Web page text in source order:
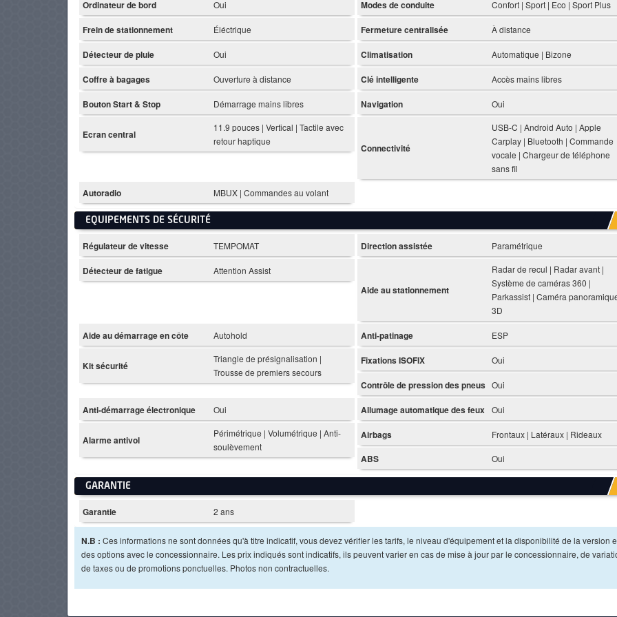
Ordinateur de bord Oui Modes de conduite Confort | Sport | Eco | Sport Plus
Frein de stationnement Éléctrique Fermeture centralisée À distance
Détecteur de pluie Oui Climatisation Automatique | Bizone
Coffre à bagages Ouverture à distance Clé intelligente Accès mains libres
Bouton Start & Stop Démarrage mains libres Navigation Oui
Ecran central
11.9 pouces | Vertical | Tactile avec
retour haptique
Connectivité
USB-C | Android Auto | Apple
Carplay | Bluetooth | Commande
vocale | Chargeur de téléphone
sans fil
Autoradio MBUX | Commandes au volant
EQUIPEMENTS DE SÉCURITÉ
Régulateur de vitesse TEMPOMAT Direction assistée Paramétrique
Détecteur de fatigue Attention Assist
Aide au stationnement
Radar de recul | Radar avant |
Système de caméras 360 |
Parkassist | Caméra
3D
Aide au démarrage en côte Autohold Anti-patinage ESP
Kit sécurité
Triangle de présignalisation |
Trousse de premiers secours
Fixations ISOFIX Oui
Contrôle de pression des pneus Oui
Anti-démarrage électronique Oui Allumage automatique des feux Oui
Alarme antivol
Périmétrique | Volumétrique | Anti-
soulèvement
Airbags Frontaux | Latéraux | Rideaux
ABS Oui
GARANTIE
Garantie 2 ans
N.B : Ces informations ne sont données qu'à titre indicatif, vous devez vérifier les tarifs, le niveau d'équipement et la disponibilité de la version
des options avec le concessionnaire. Les prix indiqués sont indicatifs, ils peuvent varier en cas de mise à jour par le concessionnaire, de
de taxes ou de promotions ponctuelles. Photos non contractuelles.